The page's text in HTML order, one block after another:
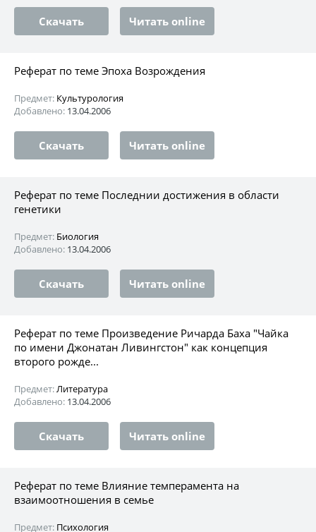
Скачать Читать online
Реферат по теме Эпоха Возрождения
Предмет: Культурология
Добавлено: 13.04.2006
Скачать Читать online
Реферат по теме Последнии достижения в области
генетики
Предмет: Биология
Добавлено: 13.04.2006
Скачать Читать online
Реферат по теме Произведение Ричарда Баха "Чайка
по имени Джонатан Ливингстон" как концепция
второго рожде...
Предмет:Литература
Добавлено: 13.04.2006
Скачать Читать online
Реферат по теме Влияние темперамента на
взаимоотношения в семье
Предмет: Психология